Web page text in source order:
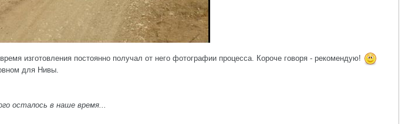
изготовления постоянно получал от него фотографии процесса. Короче говоря - рекомендую!
для Нивы.
осталось в наше время...